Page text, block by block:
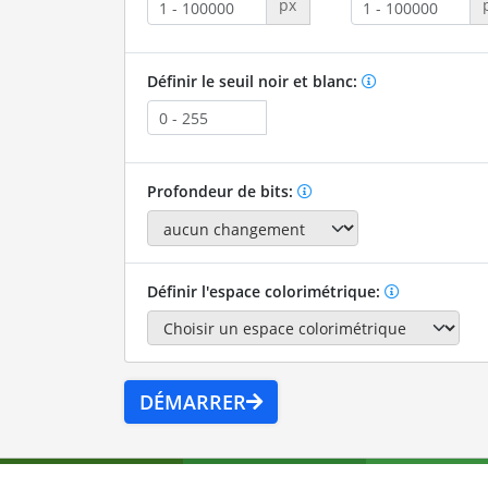
px
Définir le seuil noir et blanc:
Profondeur de bits:
Définir l'espace colorimétrique:
DÉMARRER